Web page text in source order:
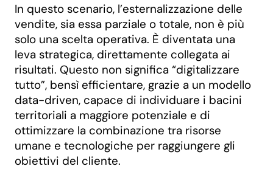
In questo scenario, l’esternalizzazione delle
vendite, sia essa parziale o totale, non è più
solo una scelta operativa. È diventata una
leva strategica, direttamente collegata ai
risultati. Questo non significa “digitalizzare
tutto”, bensì efficientare, grazie a un modello
data-driven, capace di individuare i bacini
territoriali a maggiore potenziale e di
ottimizzare la combinazione tra risorse
umane e tecnologiche per raggiungere gli
obiettivi del cliente.